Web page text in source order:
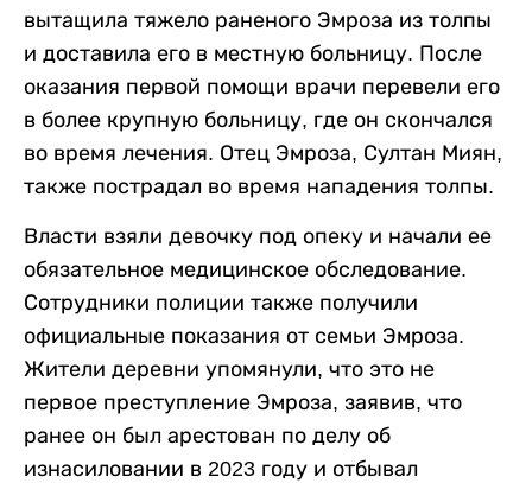
вытащила тяжело раненого Эмроза из толпы
и доставила его в местную больницу. После
оказания первой помощи врачи перевели его
в более крупную больницу, где он скончался
во время лечения. Отец Эмроза, Султан Миян,
также пострадал во время нападения толпы.
Власти взяли девочку под опеку и начали ее
обязательное медицинское обследование.
Сотрудники полиции также получили
официальные показания от семьи Эмроза.
Жители деревни упомянули, что это не
первое преступление Эмроза, заявив, что
ранее он был арестован по делу об
изнасиловании в 2023 году и отбывал